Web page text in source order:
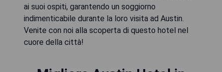
ai suoi ospiti, garantendo un soggiorno
indimenticabile durante la loro visita ad Austin.
Venite con noi alla scoperta di questo hotel nel
cuore della città!